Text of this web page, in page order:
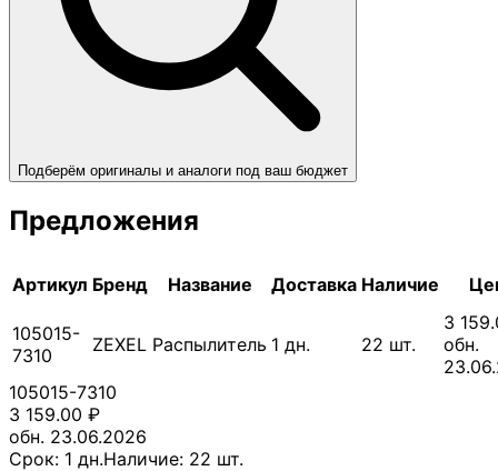
Подберём оригиналы и аналоги под ваш бюджет
Предложения
Артикул Бренд Название Доставка Наличие
105015-
7310
ZEXEL Распылитель 1 дн. 22 шт.
3
обн.
105015-7310
3 159.00 ₽
обн. 23.06.2026
Срок: 1 дн.Наличие: 22 шт.